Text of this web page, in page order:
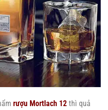
rượu Mortlach 12 thì quả